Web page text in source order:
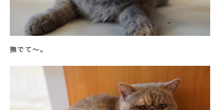
撫でて〜。